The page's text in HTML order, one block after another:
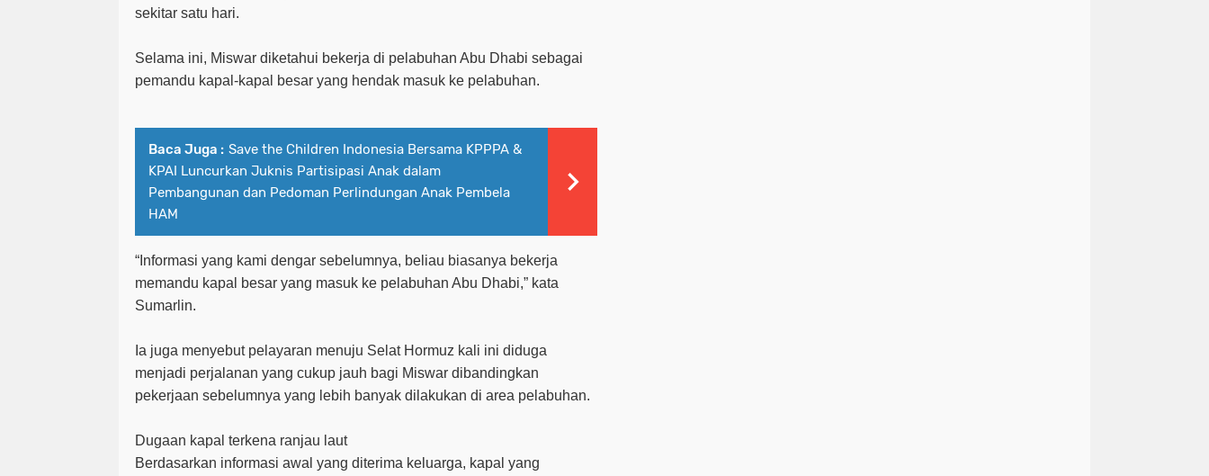
sekitar satu hari.
Selama ini, Miswar diketahui bekerja di pelabuhan Abu Dhabi sebagai
pemandu kapal-kapal besar yang hendak masuk ke pelabuhan.
Baca Juga : Save the Children Indonesia Bersama KPPPA &
KPAI Luncurkan Juknis Partisipasi Anak dalam
Pembangunan dan Pedoman Perlindungan Anak Pembela
HAM
“Informasi yang kami dengar sebelumnya, beliau biasanya bekerja
memandu kapal besar yang masuk ke pelabuhan Abu Dhabi,” kata
Sumarlin.
Ia juga menyebut pelayaran menuju Selat Hormuz kali ini diduga
menjadi perjalanan yang cukup jauh bagi Miswar dibandingkan
pekerjaan sebelumnya yang lebih banyak dilakukan di area pelabuhan.
Dugaan kapal terkena ranjau laut
Berdasarkan informasi awal yang diterima keluarga, kapal yang